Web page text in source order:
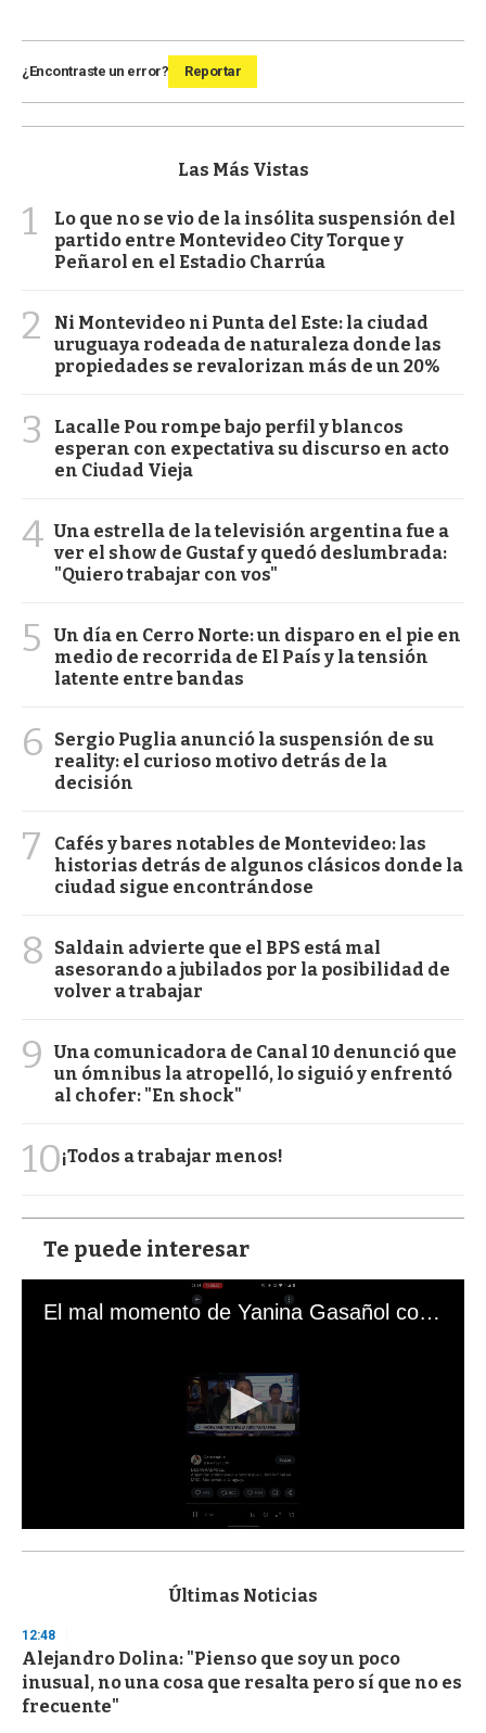
¿Encontraste un error? Reportar
Las Más Vistas
1
Lo que no se vio de la insólita suspensión del
partido entre Montevideo City Torque y
Peñarol en el Estadio Charrúa
2
Ni Montevideo ni Punta del Este: la ciudad
uruguaya rodeada de naturaleza donde las
propiedades se revalorizan más de un 20%
3
Lacalle Pou rompe bajo perfil y blancos
esperan con expectativa su discurso en acto
en Ciudad Vieja
4 Una estrella de la televisión argentina fue a
ver el show de Gustaf y quedó deslumbrada:
"Quiero trabajar con vos"
5
Un día en Cerro Norte: un disparo en el pie en
medio de recorrida de El País y la tensión
latente entre bandas
6
Sergio Puglia anunció la suspensión de su
reality: el curioso motivo detrás de la
decisión
7
Cafés y bares notables de Montevideo: las
historias detrás de algunos clásicos donde la
ciudad sigue encontrándose
8
Saldain advierte que el BPS está mal
asesorando a jubilados por la posibilidad de
volver a trabajar
9
Una comunicadora de Canal 10 denunció que
un ómnibus la atropelló, lo siguió y enfrentó
al chofer: "En shock"
10¡Todos a trabajar menos!
Te puede interesar
El mal momento de Yanina Gasañol con un hincha argentino en "Subrayado"
s
d
s
o
f
3
Últimas Noticias
12:48
Alejandro Dolina: "Pienso que soy un poco
inusual, no una cosa que resalta pero sí que no es
frecuente"